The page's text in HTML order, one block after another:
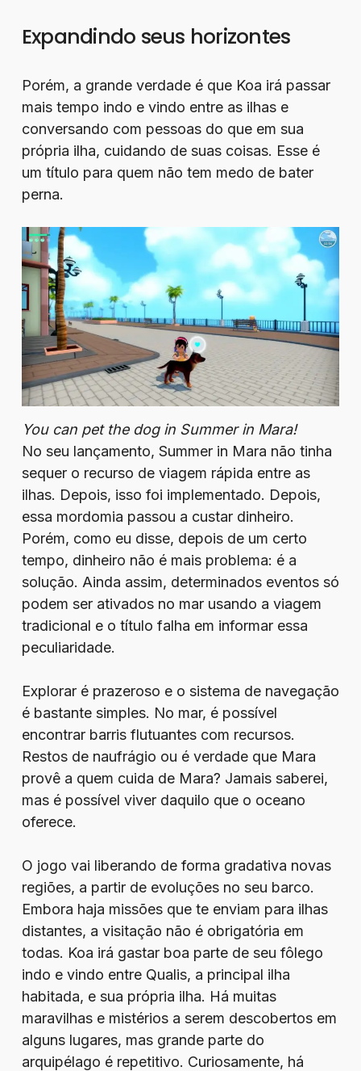
Expandindo seus horizontes
Porém, a grande verdade é que Koa irá passar
mais tempo indo e vindo entre as ilhas e
conversando com pessoas do que em sua
própria ilha, cuidando de suas coisas. Esse é
um título para quem não tem medo de bater
perna.
You can pet the dog in Summer in Mara!
No seu lançamento, Summer in Mara não tinha
sequer o recurso de viagem rápida entre as
ilhas. Depois, isso foi implementado. Depois,
essa mordomia passou a custar dinheiro.
Porém, como eu disse, depois de um certo
tempo, dinheiro não é mais problema: é a
solução. Ainda assim, determinados eventos só
podem ser ativados no mar usando a viagem
tradicional e o título falha em informar essa
peculiaridade.
Explorar é prazeroso e o sistema de navegação
é bastante simples. No mar, é possível
encontrar barris flutuantes com recursos.
Restos de naufrágio ou é verdade que Mara
provê a quem cuida de Mara? Jamais saberei,
mas é possível viver daquilo que o oceano
oferece.
O jogo vai liberando de forma gradativa novas
regiões, a partir de evoluções no seu barco.
Embora haja missões que te enviam para ilhas
distantes, a visitação não é obrigatória em
todas. Koa irá gastar boa parte de seu fôlego
indo e vindo entre Qualis, a principal ilha
habitada, e sua própria ilha. Há muitas
maravilhas e mistérios a serem descobertos em
alguns lugares, mas grande parte do
arquipélago é repetitivo. Curiosamente, há